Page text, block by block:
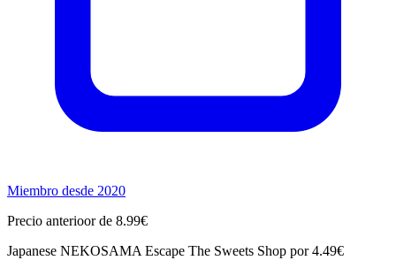
Miembro desde 2020
Precio anterioor de 8.99€
Japanese NEKOSAMA Escape The Sweets Shop por 4.49€